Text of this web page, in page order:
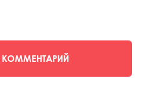
КОММЕНТАРИЙ